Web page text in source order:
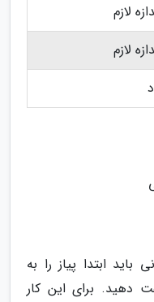
لازم
لازم
ابتدا پیاز را به
دهید. برای این کار